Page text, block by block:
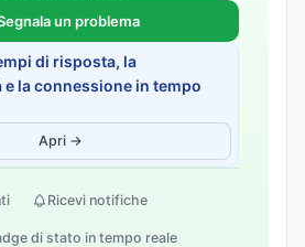
un problema
di risposta, la
la connessione in tempo
Apri →
Ricevi notifiche
di stato in tempo reale